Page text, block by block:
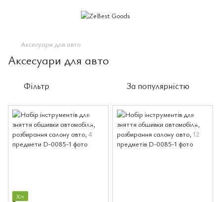
Аксесуари для авто
Аксесуари для авто
Фільтр За популярністю
Хіт